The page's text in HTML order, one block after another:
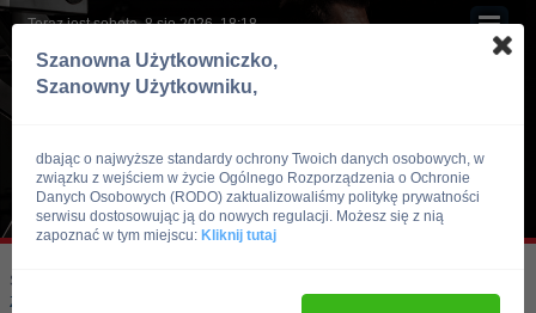
Teraz jest sobota, 8 sie 2026, 18:18
Skocz do:
Zawody, imprezy kulturystyczne, zawodnicy
Szanowna Użytkowniczko,
Szanowny Użytkowniku,
dbając o najwyższe standardy ochrony Twoich danych osobowych, w
związku z wejściem w życie Ogólnego Rozporządzenia o Ochronie
Danych Osobowych (RODO) zaktualizowaliśmy politykę prywatności
serwisu dostosowując ją do nowych regulacji. Możesz się z nią
zapoznać w tym miejscu: Kliknij tutaj